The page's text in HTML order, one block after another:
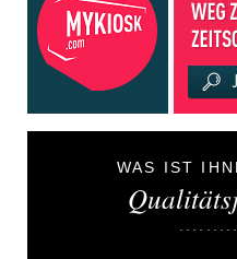
WAS IST